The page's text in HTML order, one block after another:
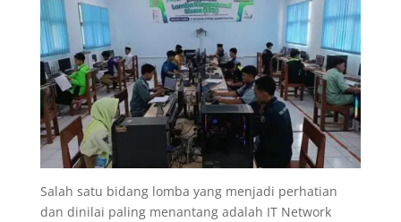
Salah satu bidang lomba yang menjadi perhatian
dan dinilai paling menantang adalah IT Network